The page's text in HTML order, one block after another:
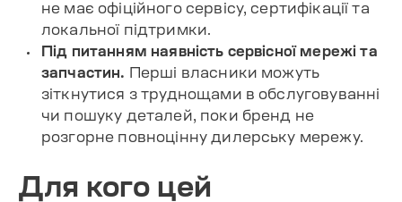
не має офіційного сервісу, сертифікації та
локальної підтримки.
Під питанням наявність сервісної мережі та
запчастин. Перші власники можуть
зіткнутися з труднощами в обслуговуванні
чи пошуку деталей, поки бренд не
розгорне повноцінну дилерську мережу.
Для кого цей